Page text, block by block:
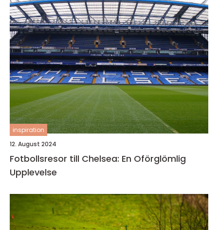
inspiration
12. August 2024
Fotbollsresor till Chelsea: En Oförglömlig
Upplevelse